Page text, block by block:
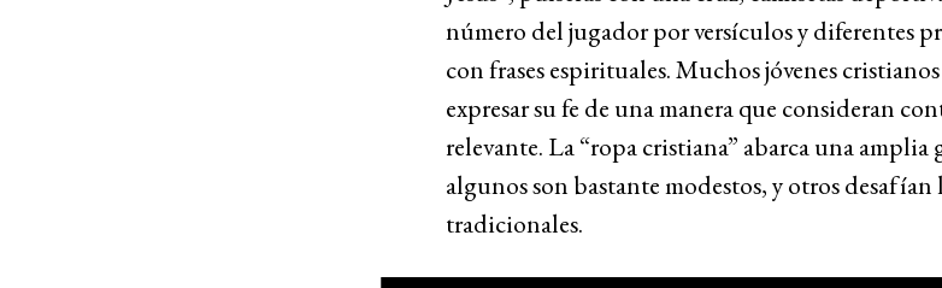
número del jugador por versículos y diferentes
con frases espirituales. Muchos jóvenes
expresar su fe de una manera que consideran
relevante. La “ropa cristiana” abarca una amplia
algunos son bastante modestos, y otros desafían
tradicionales.